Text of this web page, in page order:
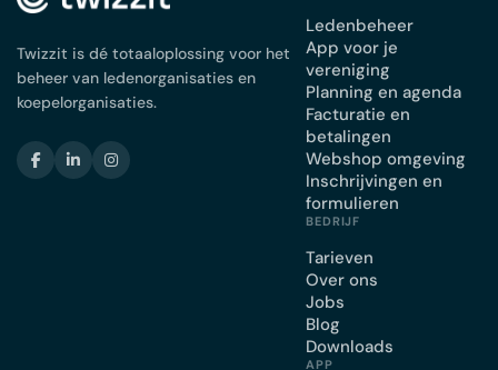
Twizzit is dé totaaloplossing voor het
beheer van ledenorganisaties en
koepelorganisaties.
Ledenbeheer
App voor je
vereniging
Planning en agenda
Facturatie en
betalingen
Webshop omgeving
Inschrijvingen en
formulieren
BEDRIJF
Tarieven
Over ons
Jobs
Blog
Downloads
APP